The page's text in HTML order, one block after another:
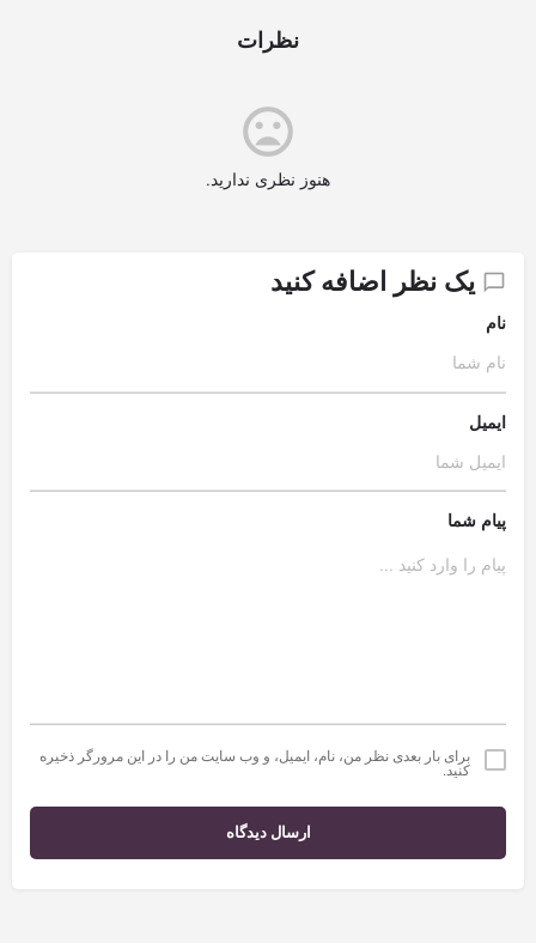
نظرات
هنوز نظری ندارید.
یک نظر اضافه کنید
نام
ایمیل
پیام شما
برای بار بعدی نظر من، نام، ایمیل، و وب سایت من را در این مرورگر ذخیره
کنید.
ارسال دیدگاه